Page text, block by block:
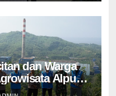
dan Warga
Alpukat
di